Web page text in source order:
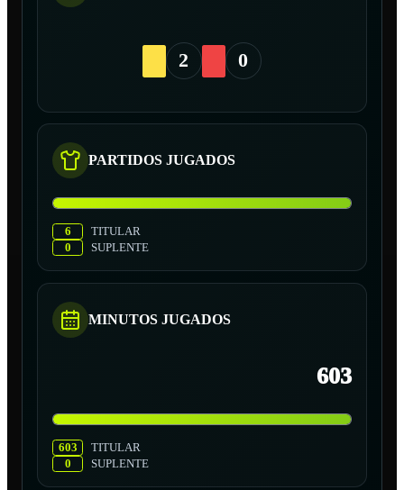
2 0
PARTIDOS JUGADOS
6
TITULAR
0
SUPLENTE
MINUTOS JUGADOS
603
603
TITULAR
0
SUPLENTE